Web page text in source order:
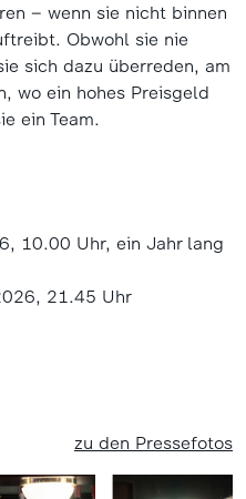
– wenn sie nicht binnen
Obwohl sie nie
sich dazu überreden, am
wo ein hohes Preisgeld
ein Team.
10.00 Uhr, ein Jahr lang
21.45 Uhr
zu den Pressefotos